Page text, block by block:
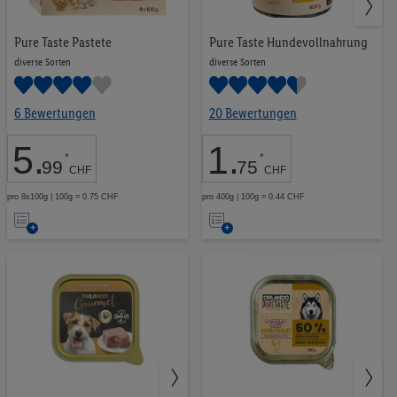
Pure Taste Pastete
diverse Sorten
6 Bewertungen
5.99 *
CHF
pro 8x100g | 100g = 0.75 CHF
Auf
Merkliste
Pure Taste Hundevollnahrung
diverse Sorten
20 Bewertungen
1.75 *
CHF
pro 400g | 100g = 0.44 CHF
Auf
Merkliste
Tabakwaren 23
Pflanzliche Proteine
Ausgewogene Snacks
CHF 0.00